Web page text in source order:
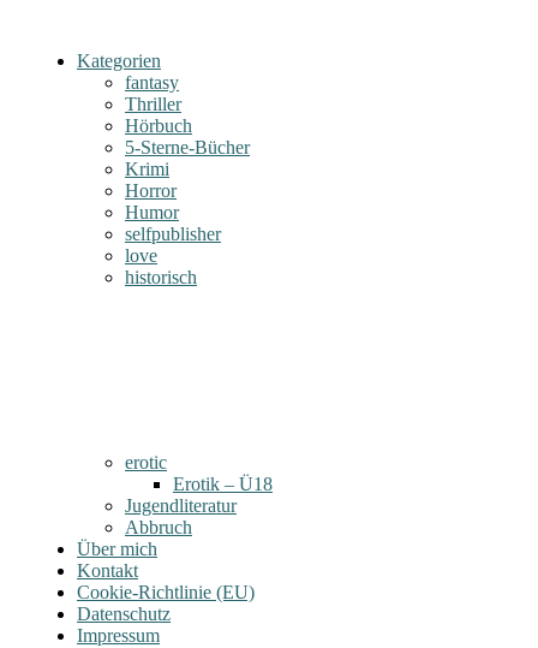
Kategorien
fantasy
Thriller
Hörbuch
5-Sterne-Bücher
Krimi
Horror
Humor
selfpublisher
love
historisch
erotic
Erotik – Ü18
Jugendliteratur
Abbruch
Über mich
Kontakt
Cookie-Richtlinie (EU)
Datenschutz
Impressum